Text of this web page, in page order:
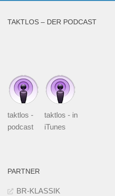
TAKTLOS – DER PODCAST
taktlos -
podcast
taktlos - in
iTunes
PARTNER
BR-KLASSIK